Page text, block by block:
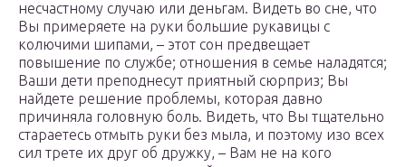
несчастному случаю или деньгам. Видеть во сне, что
Вы примеряете на руки большие рукавицы с
колючими шипами, – этот сон предвещает
повышение по службе; отношения в семье наладятся;
Ваши дети преподнесут приятный сюрприз; Вы
найдете решение проблемы, которая давно
причиняла головную боль. Видеть, что Вы тщательно
стараетесь отмыть руки без мыла, и поэтому изо всех
сил трете их друг об дружку, – Вам не на кого